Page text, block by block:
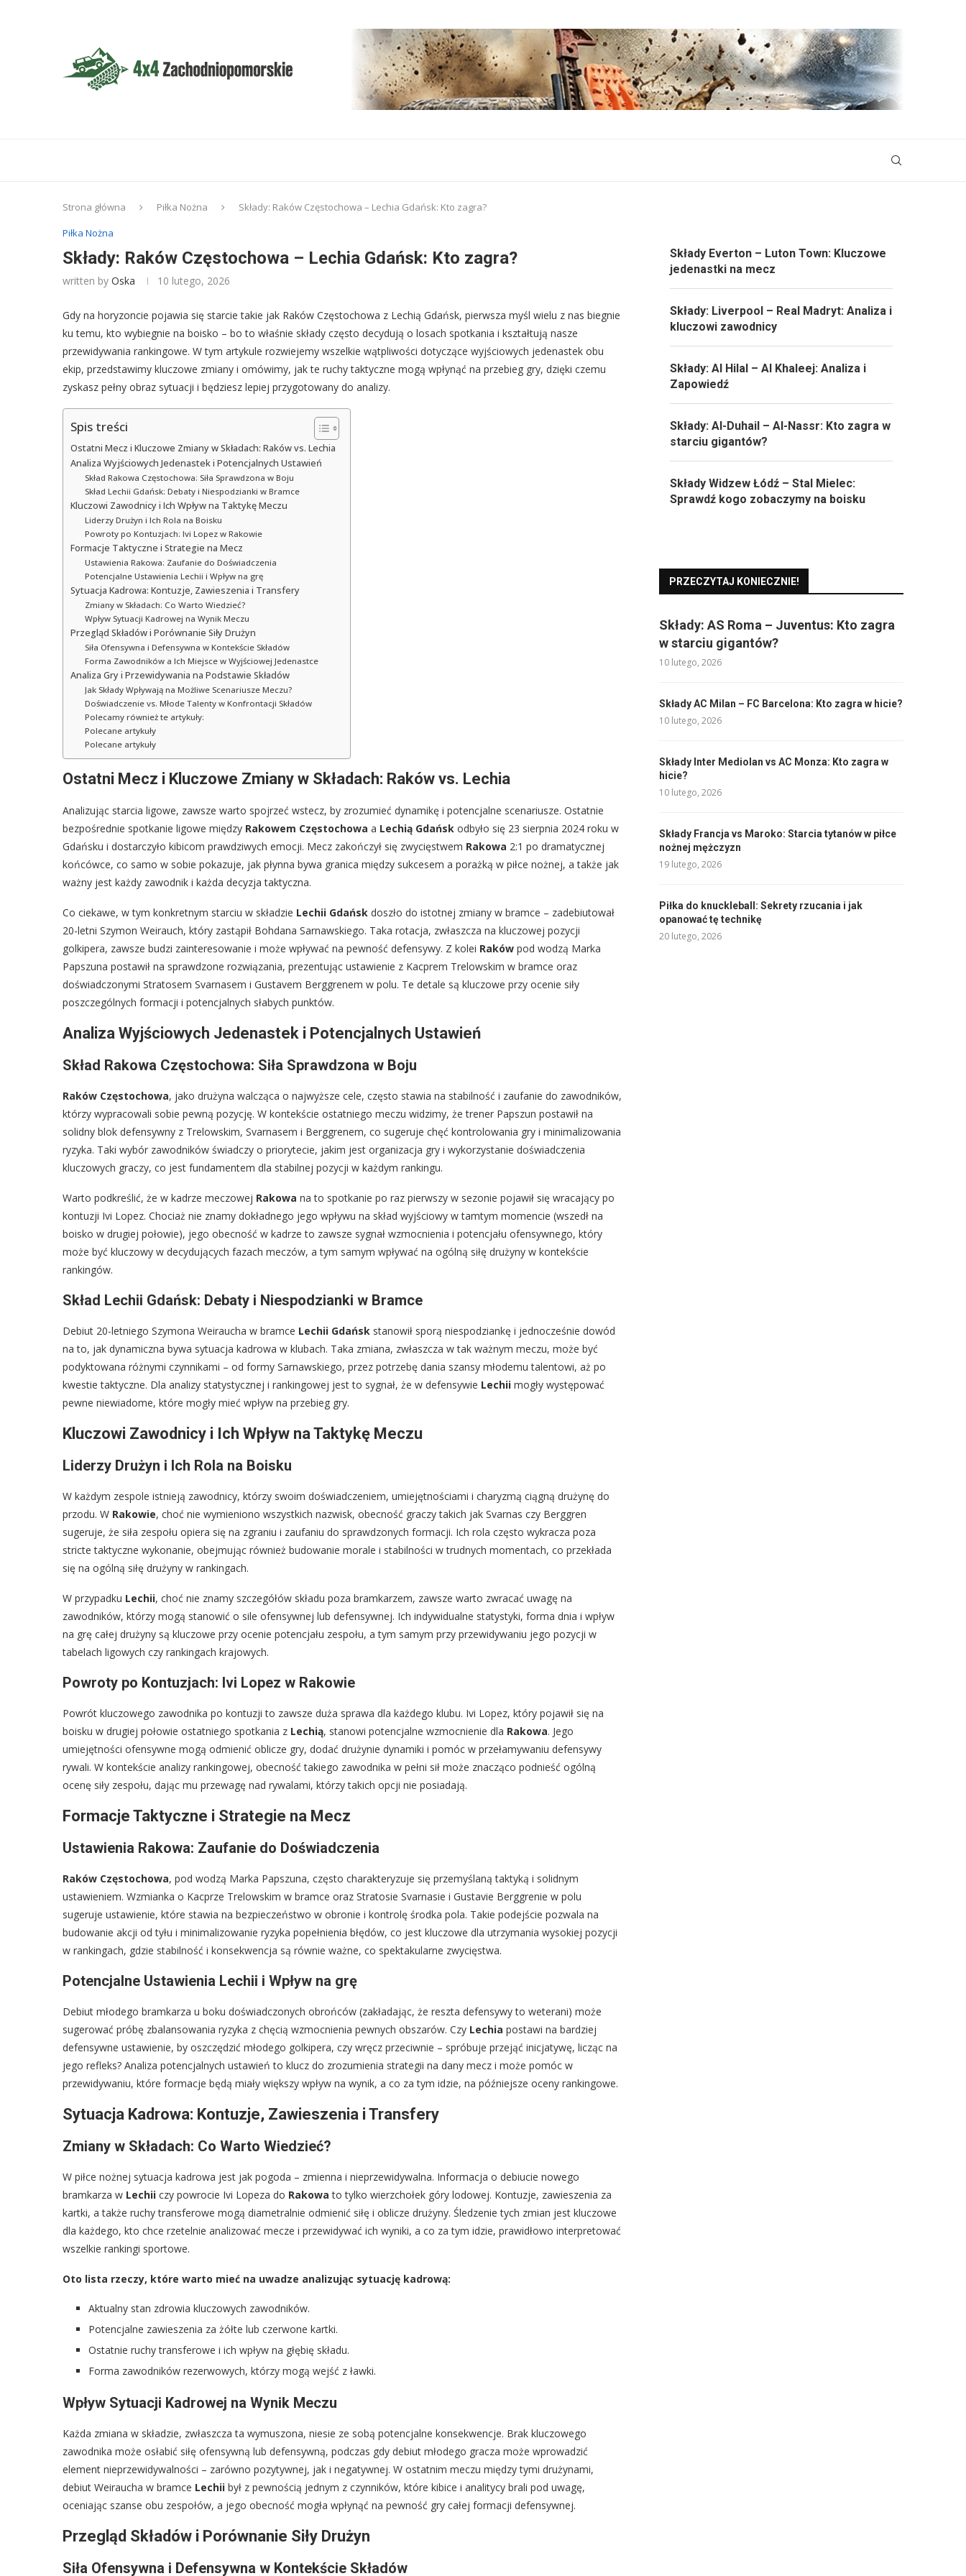
Strona główna Piłka Nożna
Składy: Raków Częstochowa – Lechia Gdańsk: Kto zagra?
Piłka Nożna
Składy: Raków Częstochowa – Lechia Gdańsk: Kto zagra?
written by Oska 10 lutego, 2026
Gdy na horyzoncie pojawia się starcie takie jak Raków Częstochowa z Lechią Gdańsk, pierwsza myśl wielu z nas biegnie
ku temu, kto wybiegnie na boisko – bo to właśnie składy często decydują o losach spotkania i kształtują nasze
przewidywania rankingowe. W tym artykule rozwiejemy wszelkie wątpliwości dotyczące wyjściowych jedenastek obu
ekip, przedstawimy kluczowe zmiany i omówimy, jak te ruchy taktyczne mogą wpłynąć na przebieg gry, dzięki czemu
zyskasz pełny obraz sytuacji i będziesz lepiej przygotowany do analizy.
Spis treści
Ostatni Mecz i Kluczowe Zmiany w Składach: Raków vs. Lechia
Analiza Wyjściowych Jedenastek i Potencjalnych Ustawień
Skład Rakowa Częstochowa: Siła Sprawdzona w Boju
Skład Lechii Gdańsk: Debaty i Niespodzianki w Bramce
Kluczowi Zawodnicy i Ich Wpływ na Taktykę Meczu
Liderzy Drużyn i Ich Rola na Boisku
Powroty po Kontuzjach: Ivi Lopez w Rakowie
Formacje Taktyczne i Strategie na Mecz
Ustawienia Rakowa: Zaufanie do Doświadczenia
Potencjalne Ustawienia Lechii i Wpływ na grę
Sytuacja Kadrowa: Kontuzje, Zawieszenia i Transfery
Zmiany w Składach: Co Warto Wiedzieć?
Wpływ Sytuacji Kadrowej na Wynik Meczu
Przegląd Składów i Porównanie Siły Drużyn
Siła Ofensywna i Defensywna w Kontekście Składów
Forma Zawodników a Ich Miejsce w Wyjściowej Jedenastce
Analiza Gry i Przewidywania na Podstawie Składów
Jak Składy Wpływają na Możliwe Scenariusze Meczu?
Doświadczenie vs. Młode Talenty w Konfrontacji Składów
Polecamy również te artykuły:
Polecane artykuły
Polecane artykuły
Ostatni Mecz i Kluczowe Zmiany w Składach: Raków vs. Lechia
Analizując starcia ligowe, zawsze warto spojrzeć wstecz, by zrozumieć dynamikę i potencjalne scenariusze. Ostatnie
bezpośrednie spotkanie ligowe między Rakowem Częstochowa a Lechią Gdańsk odbyło się 23 sierpnia 2024 roku w
Gdańsku i dostarczyło kibicom prawdziwych emocji. Mecz zakończył się zwycięstwem Rakowa 2:1 po dramatycznej
końcówce, co samo w sobie pokazuje, jak płynna bywa granica między sukcesem a porażką w piłce nożnej, a także jak
ważny jest każdy zawodnik i każda decyzja taktyczna.
Co ciekawe, w tym konkretnym starciu w składzie Lechii Gdańsk doszło do istotnej zmiany w bramce – zadebiutował
20-letni Szymon Weirauch, który zastąpił Bohdana Sarnawskiego. Taka rotacja, zwłaszcza na kluczowej pozycji
golkipera, zawsze budzi zainteresowanie i może wpływać na pewność defensywy. Z kolei Raków pod wodzą Marka
Papszuna postawił na sprawdzone rozwiązania, prezentując ustawienie z Kacprem Trelowskim w bramce oraz
doświadczonymi Stratosem Svarnasem i Gustavem Berggrenem w polu. Te detale są kluczowe przy ocenie siły
poszczególnych formacji i potencjalnych słabych punktów.
Analiza Wyjściowych Jedenastek i Potencjalnych Ustawień
Skład Rakowa Częstochowa: Siła Sprawdzona w Boju
Raków Częstochowa, jako drużyna walcząca o najwyższe cele, często stawia na stabilność i zaufanie do zawodników,
którzy wypracowali sobie pewną pozycję. W kontekście ostatniego meczu widzimy, że trener Papszun postawił na
solidny blok defensywny z Trelowskim, Svarnasem i Berggrenem, co sugeruje chęć kontrolowania gry i minimalizowania
ryzyka. Taki wybór zawodników świadczy o priorytecie, jakim jest organizacja gry i wykorzystanie doświadczenia
kluczowych graczy, co jest fundamentem dla stabilnej pozycji w każdym rankingu.
Warto podkreślić, że w kadrze meczowej Rakowa na to spotkanie po raz pierwszy w sezonie pojawił się wracający po
kontuzji Ivi Lopez. Chociaż nie znamy dokładnego jego wpływu na skład wyjściowy w tamtym momencie (wszedł na
boisko w drugiej połowie), jego obecność w kadrze to zawsze sygnał wzmocnienia i potencjału ofensywnego, który
może być kluczowy w decydujących fazach meczów, a tym samym wpływać na ogólną siłę drużyny w kontekście
rankingów.
Skład Lechii Gdańsk: Debaty i Niespodzianki w Bramce
Debiut 20-letniego Szymona Weiraucha w bramce Lechii Gdańsk stanowił sporą niespodziankę i jednocześnie dowód
na to, jak dynamiczna bywa sytuacja kadrowa w klubach. Taka zmiana, zwłaszcza w tak ważnym meczu, może być
podyktowana różnymi czynnikami – od formy Sarnawskiego, przez potrzebę dania szansy młodemu talentowi, aż po
kwestie taktyczne. Dla analizy statystycznej i rankingowej jest to sygnał, że w defensywie Lechii mogły występować
pewne niewiadome, które mogły mieć wpływ na przebieg gry.
Kluczowi Zawodnicy i Ich Wpływ na Taktykę Meczu
Liderzy Drużyn i Ich Rola na Boisku
W każdym zespole istnieją zawodnicy, którzy swoim doświadczeniem, umiejętnościami i charyzmą ciągną drużynę do
przodu. W Rakowie, choć nie wymieniono wszystkich nazwisk, obecność graczy takich jak Svarnas czy Berggren
sugeruje, że siła zespołu opiera się na zgraniu i zaufaniu do sprawdzonych formacji. Ich rola często wykracza poza
stricte taktyczne wykonanie, obejmując również budowanie morale i stabilności w trudnych momentach, co przekłada
się na ogólną siłę drużyny w rankingach.
W przypadku Lechii, choć nie znamy szczegółów składu poza bramkarzem, zawsze warto zwracać uwagę na
zawodników, którzy mogą stanowić o sile ofensywnej lub defensywnej. Ich indywidualne statystyki, forma dnia i wpływ
na grę całej drużyny są kluczowe przy ocenie potencjału zespołu, a tym samym przy przewidywaniu jego pozycji w
tabelach ligowych czy rankingach krajowych.
Powroty po Kontuzjach: Ivi Lopez w Rakowie
Powrót kluczowego zawodnika po kontuzji to zawsze duża sprawa dla każdego klubu. Ivi Lopez, który pojawił się na
boisku w drugiej połowie ostatniego spotkania z Lechią, stanowi potencjalne wzmocnienie dla Rakowa. Jego
umiejętności ofensywne mogą odmienić oblicze gry, dodać drużynie dynamiki i pomóc w przełamywaniu defensywy
rywali. W kontekście analizy rankingowej, obecność takiego zawodnika w pełni sił może znacząco podnieść ogólną
ocenę siły zespołu, dając mu przewagę nad rywalami, którzy takich opcji nie posiadają.
Formacje Taktyczne i Strategie na Mecz
Ustawienia Rakowa: Zaufanie do Doświadczenia
Raków Częstochowa, pod wodzą Marka Papszuna, często charakteryzuje się przemyślaną taktyką i solidnym
ustawieniem. Wzmianka o Kacprze Trelowskim w bramce oraz Stratosie Svarnasie i Gustavie Berggrenie w polu
sugeruje ustawienie, które stawia na bezpieczeństwo w obronie i kontrolę środka pola. Takie podejście pozwala na
budowanie akcji od tyłu i minimalizowanie ryzyka popełnienia błędów, co jest kluczowe dla utrzymania wysokiej pozycji
w rankingach, gdzie stabilność i konsekwencja są równie ważne, co spektakularne zwycięstwa.
Potencjalne Ustawienia Lechii i Wpływ na grę
Debiut młodego bramkarza u boku doświadczonych obrońców (zakładając, że reszta defensywy to weterani) może
sugerować próbę zbalansowania ryzyka z chęcią wzmocnienia pewnych obszarów. Czy Lechia postawi na bardziej
defensywne ustawienie, by oszczędzić młodego golkipera, czy wręcz przeciwnie – spróbuje przejąć inicjatywę, licząc na
jego refleks? Analiza potencjalnych ustawień to klucz do zrozumienia strategii na dany mecz i może pomóc w
przewidywaniu, które formacje będą miały większy wpływ na wynik, a co za tym idzie, na późniejsze oceny rankingowe.
Sytuacja Kadrowa: Kontuzje, Zawieszenia i Transfery
Zmiany w Składach: Co Warto Wiedzieć?
W piłce nożnej sytuacja kadrowa jest jak pogoda – zmienna i nieprzewidywalna. Informacja o debiucie nowego
bramkarza w Lechii czy powrocie Ivi Lopeza do Rakowa to tylko wierzchołek góry lodowej. Kontuzje, zawieszenia za
kartki, a także ruchy transferowe mogą diametralnie odmienić siłę i oblicze drużyny. Śledzenie tych zmian jest kluczowe
dla każdego, kto chce rzetelnie analizować mecze i przewidywać ich wyniki, a co za tym idzie, prawidłowo interpretować
wszelkie rankingi sportowe.
Oto lista rzeczy, które warto mieć na uwadze analizując sytuację kadrową:
Aktualny stan zdrowia kluczowych zawodników.
Potencjalne zawieszenia za żółte lub czerwone kartki.
Ostatnie ruchy transferowe i ich wpływ na głębię składu.
Forma zawodników rezerwowych, którzy mogą wejść z ławki.
Wpływ Sytuacji Kadrowej na Wynik Meczu
Każda zmiana w składzie, zwłaszcza ta wymuszona, niesie ze sobą potencjalne konsekwencje. Brak kluczowego
zawodnika może osłabić siłę ofensywną lub defensywną, podczas gdy debiut młodego gracza może wprowadzić
element nieprzewidywalności – zarówno pozytywnej, jak i negatywnej. W ostatnim meczu między tymi drużynami,
debiut Weiraucha w bramce Lechii był z pewnością jednym z czynników, które kibice i analitycy brali pod uwagę,
oceniając szanse obu zespołów, a jego obecność mogła wpłynąć na pewność gry całej formacji defensywnej.
Przegląd Składów i Porównanie Siły Drużyn
Siła Ofensywna i Defensywna w Kontekście Składów
Składy Everton – Luton Town: Kluczowe
jedenastki na mecz
Składy: Liverpool – Real Madryt: Analiza i
kluczowi zawodnicy
Składy: Al Hilal – Al Khaleej: Analiza i
Zapowiedź
Składy: Al-Duhail – Al-Nassr: Kto zagra w
starciu gigantów?
Składy Widzew Łódź – Stal Mielec:
Sprawdź kogo zobaczymy na boisku
PRZECZYTAJ KONIECZNIE!
Składy: AS Roma – Juventus: Kto zagra
w starciu gigantów?
10 lutego, 2026
Składy AC Milan – FC Barcelona: Kto zagra w hicie?
10 lutego, 2026
Składy Inter Mediolan vs AC Monza: Kto zagra w
hicie?
10 lutego, 2026
Składy Francja vs Maroko: Starcia tytanów w piłce
nożnej mężczyzn
19 lutego, 2026
Piłka do knuckleball: Sekrety rzucania i jak
opanować tę technikę
20 lutego, 2026